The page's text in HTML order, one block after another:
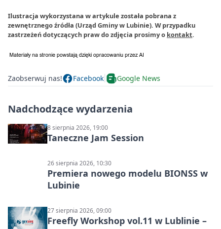
Ilustracja wykorzystana w artykule została pobrana z
zewnętrznego źródła (Urząd Gminy w Lubinie). W przypadku
zastrzeżeń dotyczących praw do zdjęcia prosimy o kontakt.
Zaobserwuj nas! Facebook Google News
Nadchodzące wydarzenia
8 sierpnia 2026, 19:00
Taneczne Jam Session
26 sierpnia 2026, 10:30
Premiera nowego modelu BIONSS w
Lubinie
27 sierpnia 2026, 09:00
Freefly Workshop vol.11 w Lublinie –